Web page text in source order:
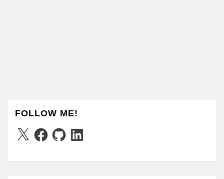
FOLLOW ME!
X Facebook
GitHubLinkedIn